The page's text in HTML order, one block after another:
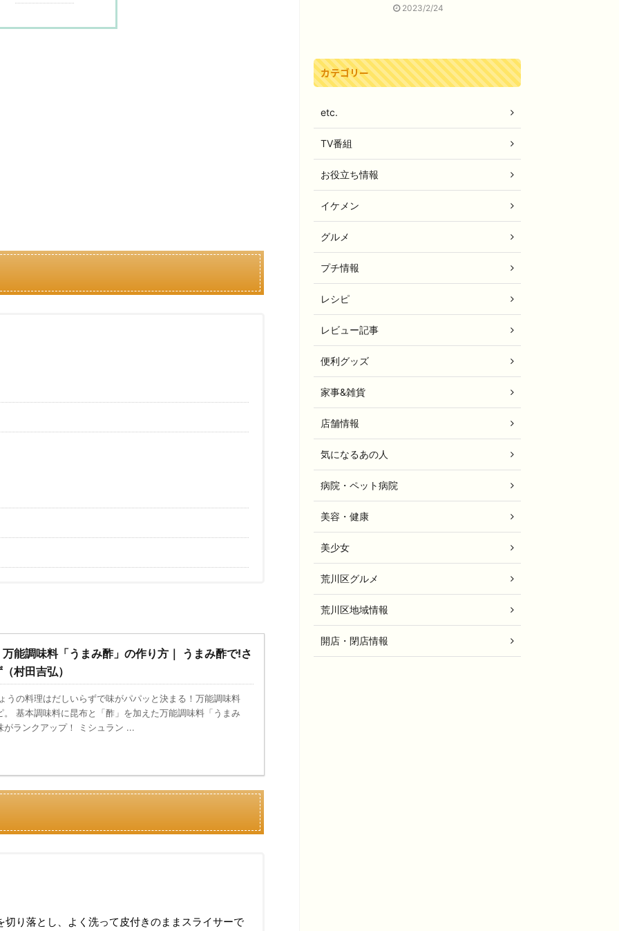
能調味料「うまみ酢」の作り方｜ うまみ酢で!さ
村田吉弘）
うの料理はだしいらずで味がパパッと決まる！万能調味料
。 基本調味料に昆布と「酢」を加えた万能調味料「うまみ
がランクアップ！ ミシュラン ...
り落とし、よく洗って皮付きのままスライサーで
2023/2/24
カテゴリー
etc.
TV番組
お役立ち情報
イケメン
グルメ
プチ情報
レシピ
レビュー記事
便利グッズ
家事&雑貨
店舗情報
気になるあの人
病院・ペット病院
美容・健康
美少女
荒川区グルメ
荒川区地域情報
開店・閉店情報